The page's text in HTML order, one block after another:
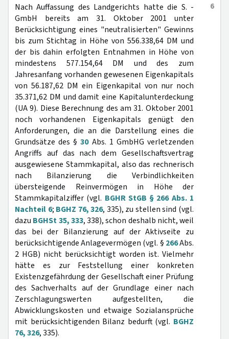
6
Nach Auffassung des Landgerichts hatte die S. -
GmbH bereits am 31. Oktober 2001 unter
Berücksichtigung eines "neutralisierten" Gewinns
bis zum Stichtag in Höhe von 556.338,64 DM und
der bis dahin erfolgten Entnahmen in Höhe von
mindestens 577.154,64 DM und des zum
Jahresanfang vorhanden gewesenen Eigenkapitals
von 56.187,62 DM ein Eigenkapital von nur noch
35.371,62 DM und damit eine Kapitalunterdeckung
(UA 9). Diese Berechnung des am 31. Oktober 2001
noch vorhandenen Eigenkapitals genügt den
Anforderungen, die an die Darstellung eines die
Grundsätze des §30Abs. 1 GmbHG verletzenden
Angriffs auf das nach dem Gesellschaftsvertrag
ausgewiesene Stammkapital, also das rechnerisch
nach Bilanzierung die Verbindlichkeiten
übersteigende Reinvermögen in Höhe der
Stammkapitalziffer (vgl. BGHR StGB § 266 Abs. 1
Nachteil 6; BGHZ 76, 326, 335), zu stellen sind (vgl.
dazu BGHSt 35, 333, 338), schon deshalb nicht, weil
das bei der Bilanzierung auf der Aktivseite zu
berücksichtigende Anlagevermögen (vgl. § 266Abs.
2 HGB) nicht berücksichtigt worden ist. Vielmehr
hätte es zur Feststellung einer konkreten
Existenzgefährdung der Gesellschaft einer Prüfung
des Sachverhalts auf der Grundlage einer nach
Zerschlagungswerten aufgestellten, die
Abwicklungskosten und etwaige Sozialansprüche
mit berücksichtigenden Bilanz bedurft (vgl. BGHZ
76, 326, 335).